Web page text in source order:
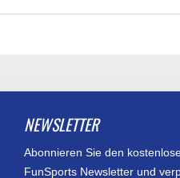
NEWSLETTER
Abonnieren Sie den
FunSports Newsletter und